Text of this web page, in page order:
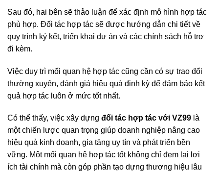
Sau đó, hai bên sẽ thảo luận để xác định mô hình hợp tác
phù hợp. Đối tác hợp tác sẽ được hướng dẫn chi tiết về
quy trình ký kết, triển khai dự án và các chính sách hỗ trợ
đi kèm.
Việc duy trì mối quan hệ hợp tác cũng cần có sự trao đổi
thường xuyên, đánh giá hiệu quả định kỳ để đảm bảo kết
quả hợp tác luôn ở mức tốt nhất.
Có thể thấy, việc xây dựng đối tác hợp tác với VZ99 là
một chiến lược quan trọng giúp doanh nghiệp nâng cao
hiệu quả kinh doanh, gia tăng uy tín và phát triển bền
vững. Một mối quan hệ hợp tác tốt không chỉ đem lại lợi
ích tài chính mà còn góp phần tạo dựng thương hiệu lâu